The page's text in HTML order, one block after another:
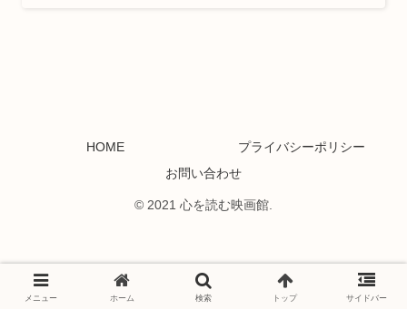
HOME
プライバシーポリシー
お問い合わせ
© 2021 心を読む映画館.
メニュー ホーム 検索 トップ サイドバー